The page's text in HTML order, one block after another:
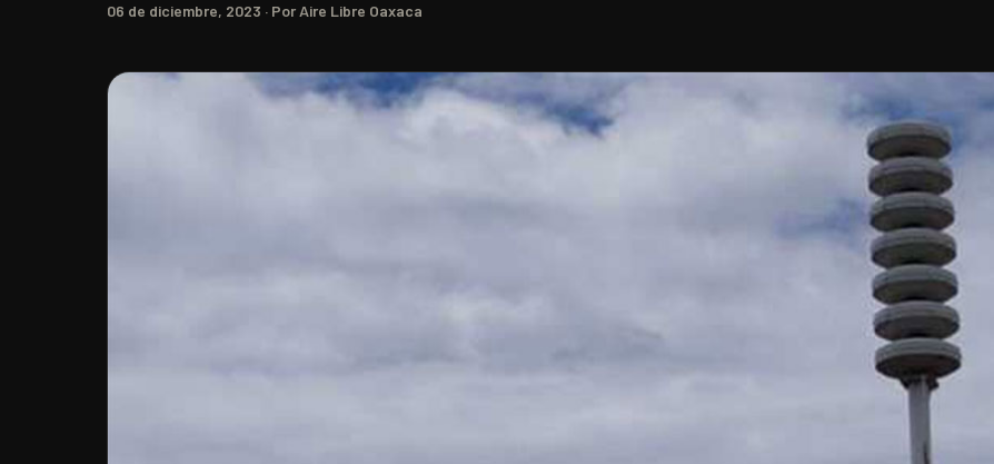
06 de diciembre, 2023 · Por Aire Libre Oaxaca